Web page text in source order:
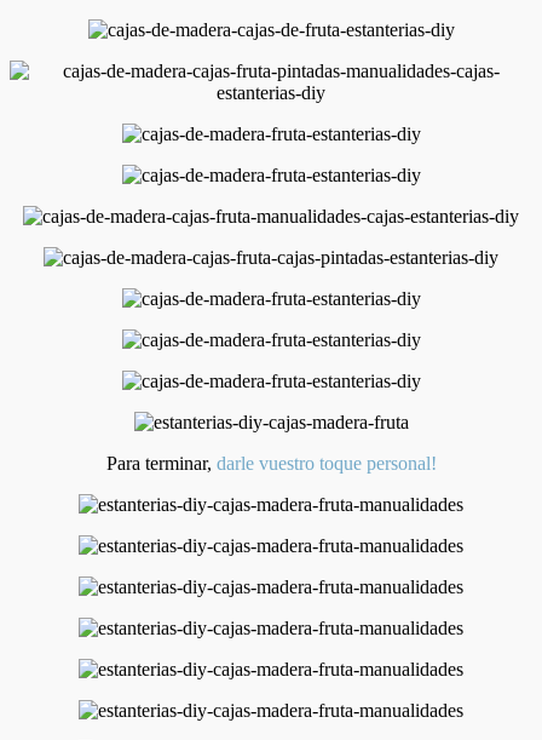
Para terminar, darle vuestro toque personal!